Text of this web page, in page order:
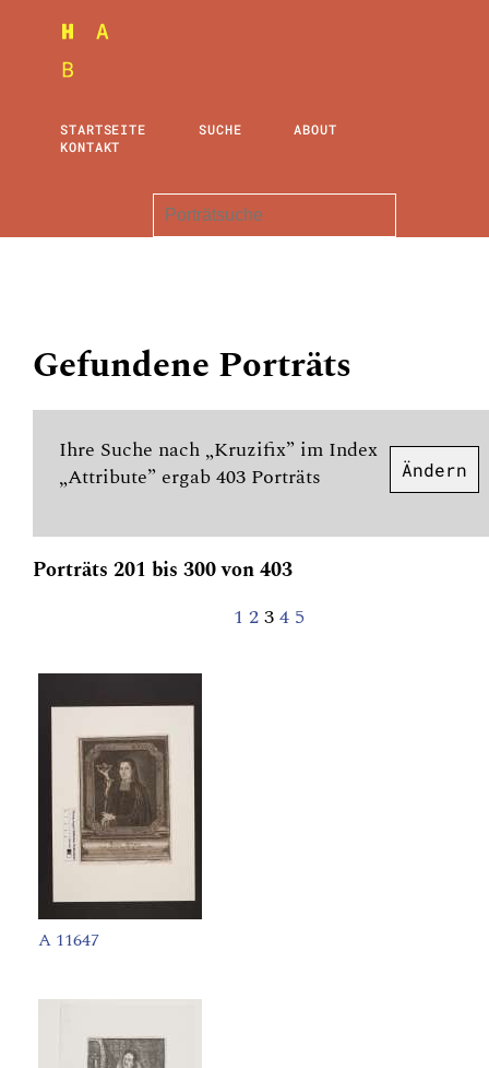
STARTSEITE SUCHE
ABOUT
KONTAKT
Gefundene Porträts
Ihre Suche nach „Kruzifix” im Index
„Attribute” ergab 403 Porträts
Ändern
Porträts 201 bis 300 von 403
1 234 5
A 11647